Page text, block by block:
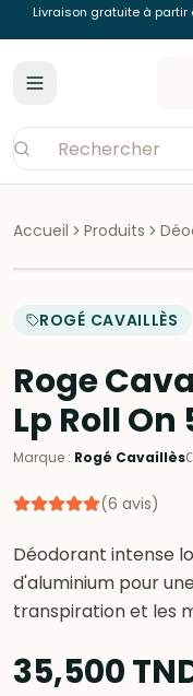
Livraison gratuite à partir
Accueil Produits
ROGÉ CAVAILLÈS
Roge
Lp Roll On
Marque : Rogé Cavaillès
(6 avis)
Déodorant intense
d'aluminium pour
transpiration et les
35,500